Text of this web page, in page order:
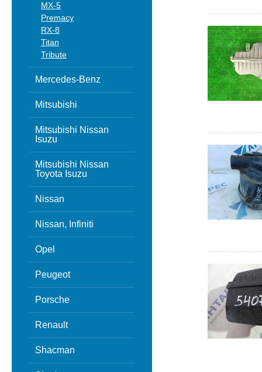
MX-5
Premacy
RX-8
Titan
Tribute
Mercedes-Benz
Mitsubishi
Mitsubishi Nissan
Isuzu
Mitsubishi Nissan
Toyota Isuzu
Nissan
Nissan, Infiniti
Opel
Peugeot
Porsche
Renault
Shacman